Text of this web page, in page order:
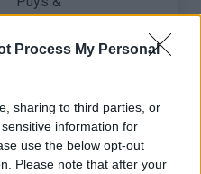
Process My Personal
sharing to third parties, or
information for
use the below opt-out
Please note that after your
Vercors
Livradois &
Forez
Monts du